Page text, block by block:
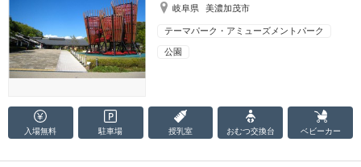
岐阜県 美濃加茂市
テーマパーク・アミューズメントパーク
公園
入場無料 駐車場 授乳室 おむつ交換台 ベビーカー